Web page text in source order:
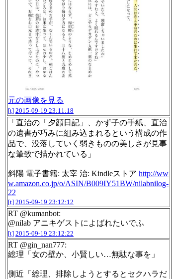
元の画像を見る
[t] 2015-09-19 23:11:18
「直治の「夕顔日記」、かず子の手紙、直治
の遺書が巧みに組み込まれるという構成の作
品で、没落していく弱きものの美しさが見事
な筆致で描かれている」
斜陽 電子書籍: 太宰 治: Kindleストア http://ww
w.amazon.co.jp/o/ASIN/B009IY51BW/nilabnilog-
22
[t] 2015-09-19 23:12:12
RT @kumanbot:
@nilab アニキゲストによばれたいでふ
[t] 2015-09-19 23:12:22
RT @gin_nan777:
総理「女の壁か、小賢しい…無駄な事を」
側近「総理、排除しようとするとセクハラだ